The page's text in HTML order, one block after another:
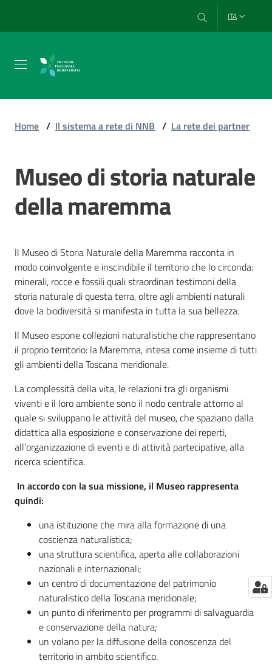
ITA
Chi
i
Strumenti
e
risorse
Citizen
Science
Progetti
Educazione
e
ambientale
Eventi
notizie
Progetto
DigitAP
Home / Il sistema a rete di NNB / La rete dei partner
Museo di storia naturale
della maremma
Il Museo di Storia Naturale della Maremma racconta in
modo coinvolgente e inscindibile il territorio che lo circonda:
minerali, rocce e fossili quali straordinari testimoni della
storia naturale di questa terra, oltre agli ambienti naturali
dove la biodiversità si manifesta in tutta la sua bellezza.
ll Museo espone collezioni naturalistiche che rappresentano
il proprio territorio: la Maremma, intesa come insieme di tutti
gli ambienti della Toscana meridionale.
La complessità della vita, le relazioni tra gli organismi
viventi e il loro ambiente sono il nodo centrale attorno al
quale si sviluppano le attività del museo, che spaziano dalla
didattica alla esposizione e conservazione dei reperti,
all’organizzazione di eventi e di attività partecipative, alla
ricerca scientifica.
In accordo con la sua missione, il Museo rappresenta
quindi:
una istituzione che mira alla formazione di una
coscienza naturalistica;
una struttura scientifica, aperta alle collaborazioni
nazionali e internazionali;
un centro di documentazione del patrimonio
naturalistico della Toscana meridionale;
un punto di riferimento per programmi di salvaguardia
e conservazione della natura;
un volano per la diffusione della conoscenza del
territorio in ambito scientifico.